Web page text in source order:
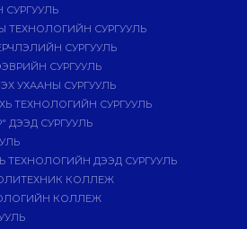
СУРГУУЛЬ
СУРГУУЛЬ
СУРГУУЛЬ
СУРГУУЛЬ
УХААНЫ СУРГУУЛЬ
ТЕХНОЛОГИЙН СУРГУУЛЬ
ДЭЭД СУРГУУЛЬ
ТЕХНОЛОГИЙН ДЭЭД СУРГУУЛЬ
КОЛЛЕЖ
КОЛЛЕЖ